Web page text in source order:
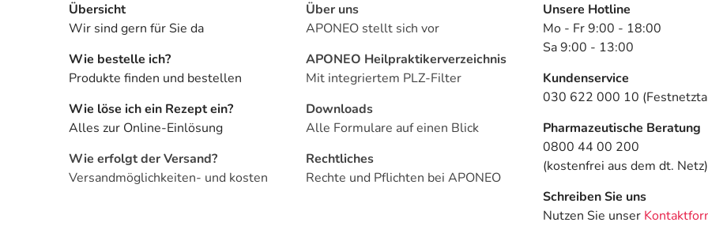
Übersicht
Wir sind gern für Sie da
Wie bestelle ich?
Produkte finden und bestellen
Wie löse ich ein Rezept ein?
Alles zur Online-Einlösung
Wie erfolgt der Versand?
Versandmöglichkeiten- und kosten
Über uns
APONEO stellt sich vor
APONEO Heilpraktikerverzeichnis
Mit integriertem PLZ-Filter
Downloads
Alle Formulare auf einen Blick
Rechtliches
Rechte und Pflichten bei APONEO
Unsere Hotline
Mo - Fr 9:00 - 18:00
Sa 9:00 - 13:00
Kundenservice
030 622 000 10
Pharmazeutische Beratung
0800 44 00 200
(kostenfrei aus dem dt. Netz)
Schreiben Sie uns
Nutzen Sie unser